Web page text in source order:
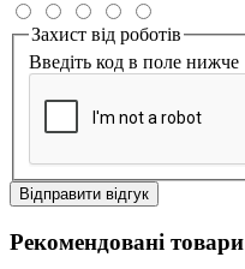
Захист від роботів
Введіть код в поле нижче
Відправити відгук
Рекомендовані товари